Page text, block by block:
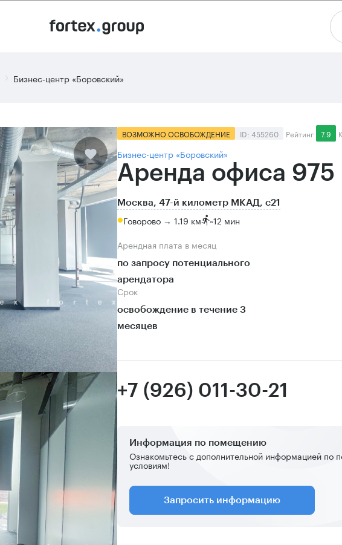
Бизнес-центр «Боровский»
ВОЗМОЖНО ОСВОБОЖДЕНИЕ ID: 455260 Рейтинг 7.9
Бизнес-центр «Боровский»
Аренда офиса 975
Москва, 47-й километр МКАД, с21
Говорово → 1.19 км ~12 мин
Арендная плата в месяц
по запросу потенциального
арендатора
Срок
освобождение в течение 3
месяцев
+7 (926) 011-30-21
Информация по помещению
Ознакомьтесь с дополнительной информацией
условиям!
Запросить информацию